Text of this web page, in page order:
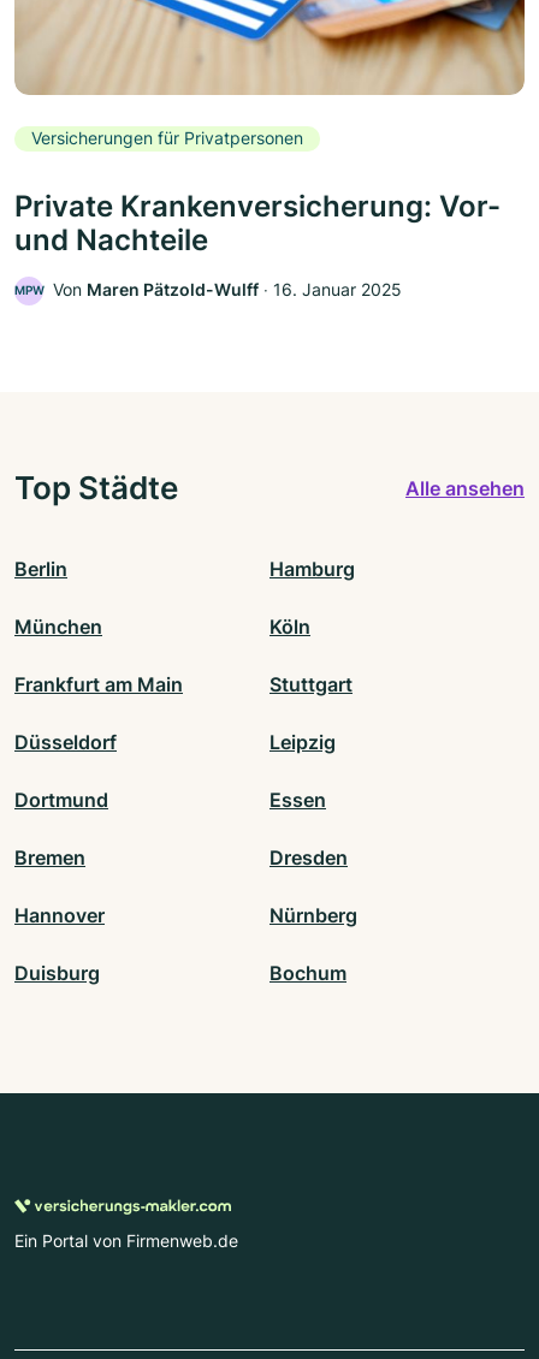
Versicherungen für Privatpersonen
Private Krankenversicherung: Vor-
und Nachteile
MPW Von Maren Pätzold-Wulff ‧ 16. Januar 2025
Top Städte Alle ansehen
Berlin Hamburg
München Köln
Frankfurt am Main Stuttgart
Düsseldorf Leipzig
Dortmund Essen
Bremen Dresden
Hannover Nürnberg
Duisburg Bochum
Ein Portal von Firmenweb.de